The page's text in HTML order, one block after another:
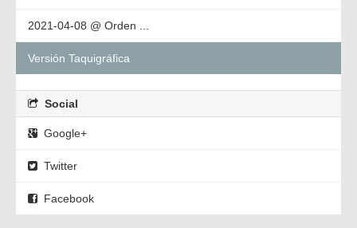
2021-04-08 @ Orden ...
Versión Taquigráfica
Social
Google+
Twitter
Facebook